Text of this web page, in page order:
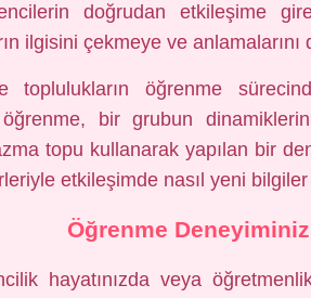
doğrudan etkileşime
ilgisini çekmeye ve anlamalarını
toplulukların öğrenme
bir grubun
topu kullanarak yapılan bir
etkileşimde nasıl yeni
Öğrenme
hayatınızda veya